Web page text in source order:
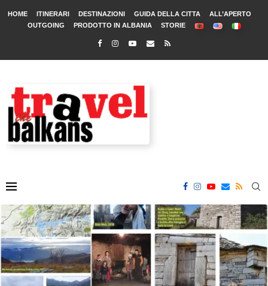
HOME ITINERARI DESTINAZIONI GUIDA DELLA CITTA
ALL’APERTO
OUTGOING
PRODOTTO IN ALBANIA STORIE